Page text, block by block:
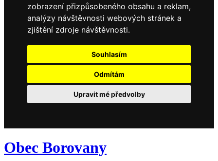
zobrazení přizpůsobeného obsahu a reklam,
analýzy návštěvnosti webových stránek a
zjištění zdroje návštěvnosti.
Souhlasím
Odmítám
Upravit mé předvolby
Obec Borovany